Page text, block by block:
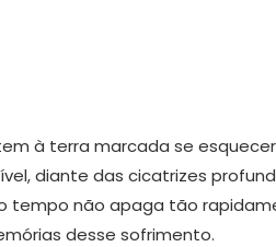
à terra marcada se
diante das cicatrizes
tempo não apaga tão
desse sofrimento.